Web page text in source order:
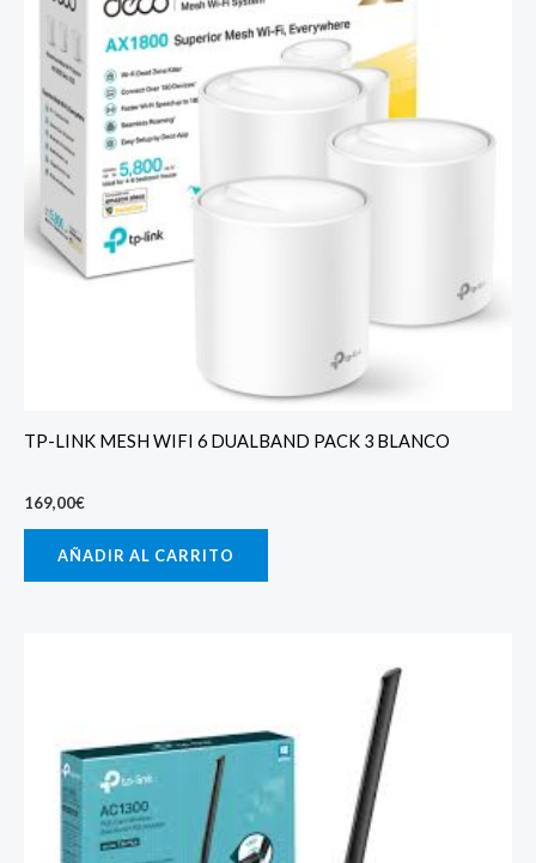
TP-LINK MESH WIFI 6 DUALBAND PACK 3 BLANCO
169,00€
AÑADIR AL CARRITO